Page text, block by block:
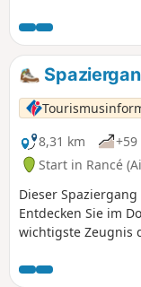
8,31 km
+59
Start in Rancé
Dieser
Entdecken Sie im
wichtigste Zeugnis
entdecken das